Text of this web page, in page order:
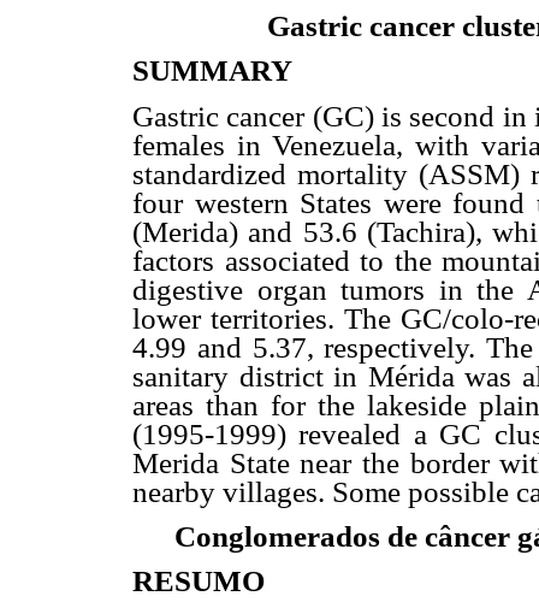
Gastric cancer
SUMMARY
Gastric cancer (GC) is second
females in Venezuela, with
standardized mortality (ASSM)
four western States were
(Merida) and 53.6 (Tachira),
factors associated to the
digestive organ tumors in the
lower territories. The GC/colo-
4.99 and 5.37, respectively.
sanitary district in Mérida was
areas than for the lakeside
(1995-1999) revealed a GC
Merida State near the border
nearby villages. Some possible
Conglomerados de câncer
RESUMO